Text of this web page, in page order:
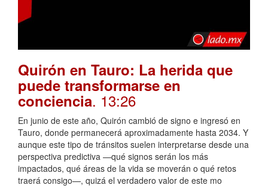
Quirón en Tauro: La herida que
puede transformarse en
conciencia. 13:26
En junio de este año, Quirón cambió de signo e ingresó en
Tauro, donde permanecerá aproximadamente hasta 2034. Y
aunque este tipo de tránsitos suelen interpretarse desde una
perspectiva predictiva —qué signos serán los más
impactados, qué áreas de la vida se moverán o qué retos
traerá consigo—, quizá el verdadero valor de este mo